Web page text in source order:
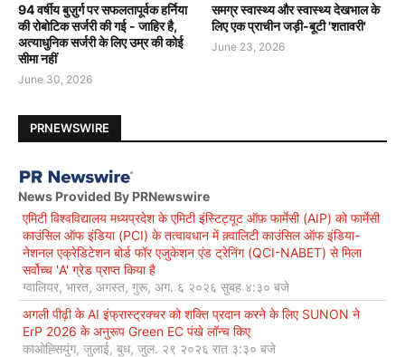
94 वर्षीय बुज़ुर्ग पर सफलतापूर्वक हर्निया
की रोबोटिक सर्जरी की गई - जाहिर है,
अत्याधुनिक सर्जरी के लिए उम्र की कोई
सीमा नहीं
June 30, 2026
समग्र स्वास्थ्य और स्वास्थ्य देखभाल के
लिए एक प्राचीन जड़ी-बूटी 'शतावरी'
June 23, 2026
PRNEWSWIRE
News Provided By PRNewswire
एमिटी विश्वविद्यालय मध्यप्रदेश के एमिटी इंस्टिट्यूट ऑफ़ फार्मेसी (AIP) को फार्मेसी
काउंसिल ऑफ इंडिया (PCI) के तत्वावधान में क़्वालिटी काउंसिल ऑफ इंडिया-
नेशनल एक्रेडिटेशन बोर्ड फॉर एजुकेशन एंड ट्रेनिंग (QCI-NABET) से मिला
सर्वोच्च 'A' ग्रेड प्राप्त किया है
ग्वालियर, भारत, अगस्त, गुरू, अग. ६ २०२६ सुबह ४:३० बजे
अगली पीढ़ी के AI इंफ्रास्ट्रक्चर को शक्ति प्रदान करने के लिए SUNON ने
ErP 2026 के अनुरूप Green EC पंखे लॉन्च किए
काओह्सियुंग, जुलाई, बुध, जुल. २९ २०२६ रात ३:३० बजे